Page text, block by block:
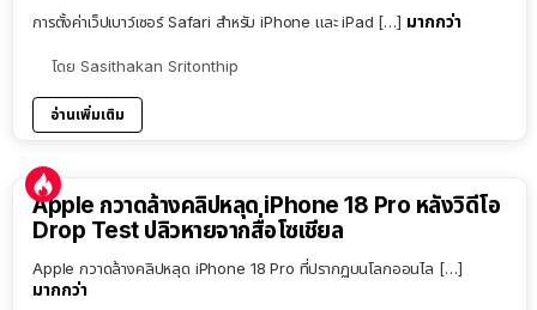
การตั้งค่าเว็ปเบาว์เซอร์ Safari สำหรับ iPhone และ iPad […] มากกว่า
โดย Sasithakan Sritonthip
อ่านเพิ่มเติม
Apple กวาดล้างคลิปหลุด iPhone 18 Pro หลังวิดีโอ
Drop Test ปลิวหายจากสื่อโซเชียล
Apple กวาดล้างคลิปหลุด iPhone 18 Pro ที่ปรากฏบนโลกออนไล […]
มากกว่า